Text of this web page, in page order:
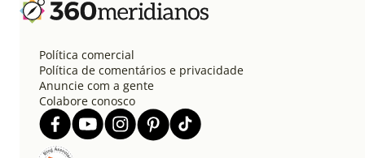
Política comercial
Política de comentários e privacidade
Anuncie com a gente
Colabore conosco